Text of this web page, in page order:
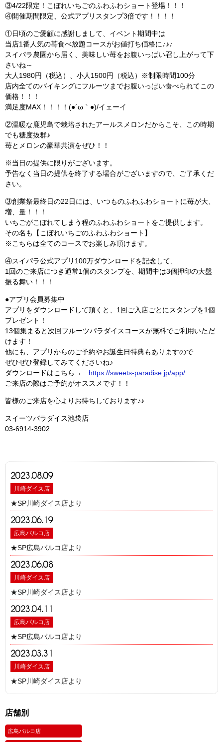
2023.08.09
川崎ダイス店
★SP川崎ダイス店より
2023.06.19
広島パルコ店
★SP広島パルコ店より
2023.06.08
川崎ダイス店
★SP川崎ダイス店より
2023.04.11
広島パルコ店
★SP広島パルコ店より
2023.03.31
川崎ダイス店
★SP川崎ダイス店より
店舗別
広島パルコ店
③4/22限定！こぼれいちごのふわふわショート登場！！！
④開催期間限定、公式アプリスタンプ3倍です！！！！
①日頃のご愛顧に感謝しまして、イベント期間中は
当店1番人気の苺食べ放題コースがお値打ち価格に♪♪♪
スイパラ農園から届く、美味しい苺をお腹いっぱい召し上がって下
さいね～
大人1980円（税込）、小人1500円（税込）※制限時間100分
店内全てのバイキングにフルーツまでお腹いっぱい食べられてこの
価格！！！
満足度MAX！！！！(●´ω｀●)/イェーイ
②温暖な鹿児島で栽培されたアールスメロンだからこそ、この時期
でも糖度抜群♪
苺とメロンの豪華共演をぜひ！！
※当日の提供に限りがございます。
予告なく当日の提供を終了する場合がございますので、ご了承くだ
さい。
③創業祭最終日の22日には、いつものふわふわショートに苺が大、
増、量！！！
いちごがこぼれてしまう程のふわふわショートをご提供します。
その名も【こぼれいちごのふわふわショート】
※こちらは全てのコースでお楽しみ頂けます。
④スイパラ公式アプリ100万ダウンロードを記念して、
1回のご来店につき通常1個のスタンプを、期間中は3個押印の大盤
振る舞い！！！
●アプリ会員募集中
アプリをダウンロードして頂くと、1回ご入店ごとにスタンプを1個
プレゼント！
13個集まると次回フルーツパラダイスコースが無料でご利用いただ
けます！
他にも、アプリからのご予約やお誕生日特典もありますので
ぜひぜひ登録してみてくださいね♪
ダウンロードはこちら→ https://sweets-paradise.jp/app/
ご来店の際はご予約がオススメです！！
皆様のご来店を心よりお待ちしております♪♪
スイーツパラダイス池袋店
03-6914-3902